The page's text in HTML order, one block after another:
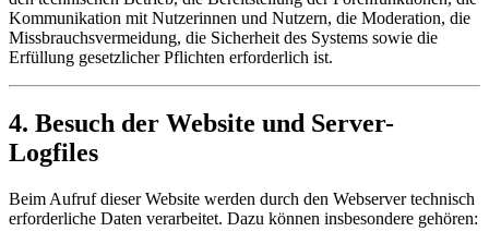
Kommunikation mit Nutzerinnen und Nutzern, die Moderation, die
Missbrauchsvermeidung, die Sicherheit des Systems sowie die
Erfüllung gesetzlicher Pflichten erforderlich ist.
4. Besuch der Website und Server-
Logfiles
Beim Aufruf dieser Website werden durch den Webserver technisch
erforderliche Daten verarbeitet. Dazu können insbesondere gehören: